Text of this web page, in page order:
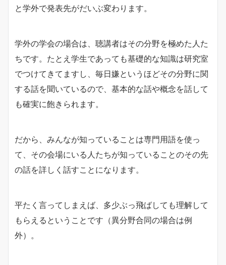
と学外で発表先がだいぶ変わります。
学外の学会の場合は、聴講者はその分野を極めた人た
ちです。たとえ学生であっても基礎的な知識は研究室
でつけてきてますし、毎日嫌というほどその分野に関
する話を聞いているので、基本的な話や概念を話して
も確実に飽きられます。
だから、みんなが知っていることは専門用語を使っ
て、その会場にいる人たちが知っていることのその先
の話を詳しく話すことになります。
平たく言ってしまえば、多少ぶっ飛ばしても理解して
もらえるということです（異分野合同の場合は例
外）。